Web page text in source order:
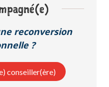
reconversion
?
conseiller(ère)